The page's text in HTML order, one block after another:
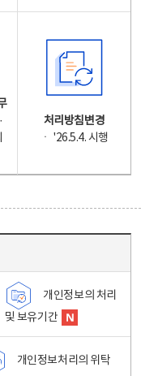
처리방침변경
ㆍ '26.5.4. 시행
개인정보의 처리
및 보유기간
개인정보처리의 위탁